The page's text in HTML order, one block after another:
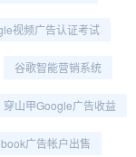
视频广告认证考试
谷歌智能营销系统
穿山甲Google广告收益
广告帐户出售